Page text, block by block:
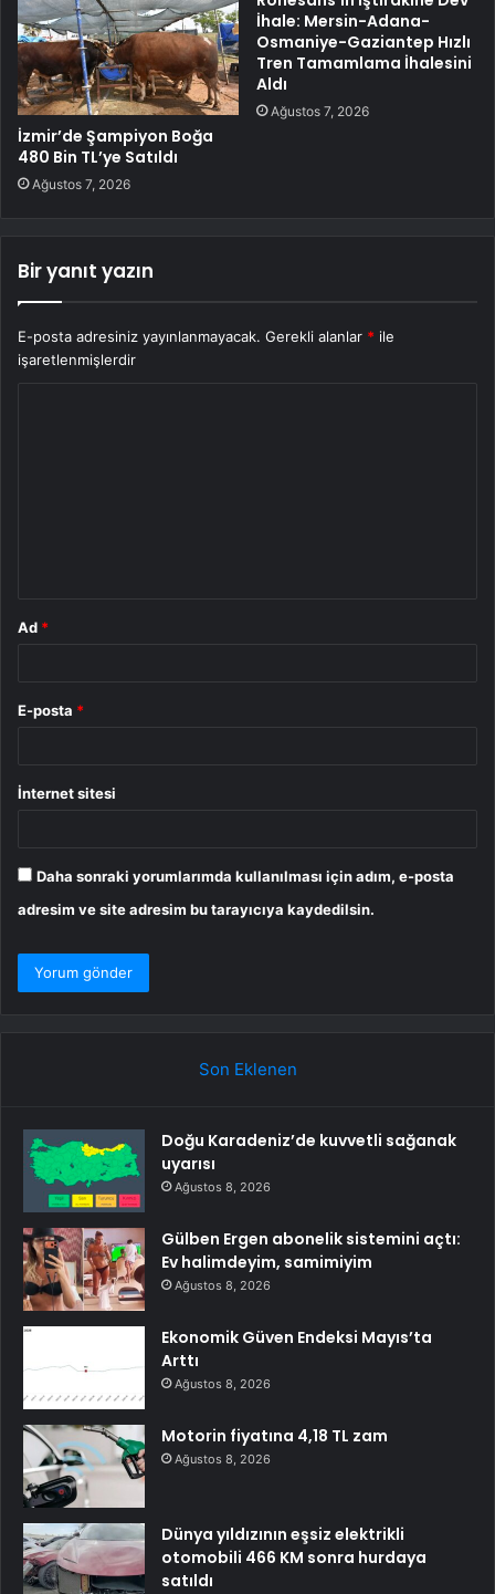
İzmir’de Şampiyon Boğa
480 Bin TL’ye Satıldı
Ağustos 7, 2026
İhale: Mersin-Adana-
Osmaniye-Gaziantep Hızlı
Tren Tamamlama İhalesini
Aldı
Ağustos 7, 2026
Bir yanıt yazın
E-posta adresiniz yayınlanmayacak. Gerekli alanlar * ile
işaretlenmişlerdir
Ad *
E-posta *
İnternet sitesi
Daha sonraki yorumlarımda kullanılması için adım, e-posta
adresim ve site adresim bu tarayıcıya kaydedilsin.
Son Eklenen
Doğu Karadeniz’de kuvvetli sağanak
uyarısı
Ağustos 8, 2026
Gülben Ergen abonelik sistemini açtı:
Ev halimdeyim, samimiyim
Ağustos 8, 2026
Ekonomik Güven Endeksi Mayıs’ta
Arttı
Ağustos 8, 2026
Motorin fiyatına 4,18 TL zam
Ağustos 8, 2026
Dünya yıldızının eşsiz elektrikli
otomobili 466 KM sonra hurdaya
satıldı